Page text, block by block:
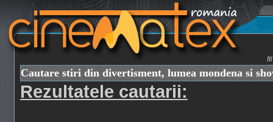
Cautare stiri din divertisment, lumea mondena si
Rezultatele cautarii: